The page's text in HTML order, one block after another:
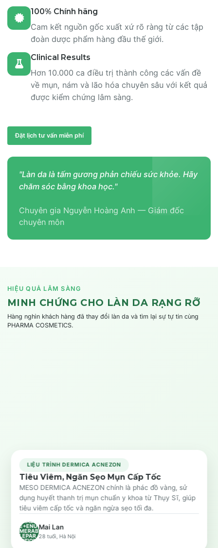
"Làn da là tấm gương phản chiếu sức khỏe. Hãy
chăm sóc bằng khoa học."
Chuyên gia Nguyễn Hoàng Anh — Giám đốc
chuyên môn
100% Chính hãng
Cam kết nguồn gốc xuất xứ rõ ràng từ các tập
đoàn dược phẩm hàng đầu thế giới.
Clinical Results
Hơn 10.000 ca điều trị thành công các vấn đề
về mụn, nám và lão hóa chuyên sâu với kết quả
được kiểm chứng lâm sàng.
Đặt lịch tư vấn miễn phí
HIỆU QUẢ LÂM SÀNG
MINH CHỨNG CHO LÀN DA RẠNG RỠ
Hàng nghìn khách hàng đã thay đổi làn da và tìm lại sự tự tin cùng
PHARMA COSMETICS.
LIỆU TRÌNH DERMICA ACNEZON
Tiêu Viêm, Ngăn Sẹo Mụn Cấp Tốc
MESO DERMICA ACNEZON chính là phác đồ vàng, sử
dụng huyết thanh trị mụn chuẩn y khoa từ Thụy Sĩ, giúp
tiêu viêm cấp tốc và ngăn ngừa sẹo tối đa.
SYSTE
M.LINQ
ERABL
E+ENU
MERAB
LEPAR
TITION
Mai Lan
28 tuổi, Hà Nội